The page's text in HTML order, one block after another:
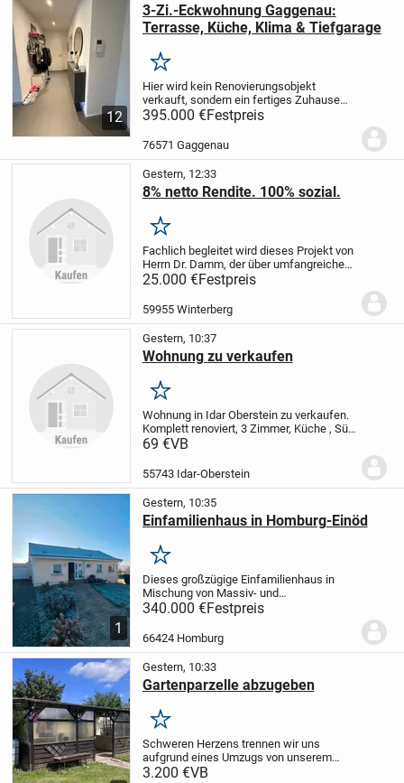
12
3-Zi.-Eckwohnung Gaggenau:
Terrasse, Küche, Klima & Tiefgarage
Merken
Hier wird kein Renovierungsobjekt
verkauft, sondern ein fertiges Zuhause
zum Einziehen.Die moderne 3-Zimmer-
Eckwohnung mit 89 m² Wohnfläche liegt
im Erdgeschoss eines gepflegten
Mehrfamilienhauses....
395.000 €Festpreis
76571 Gaggenau
Gestern, 12:33
8% netto Rendite. 100% sozial.
Merken
Fachlich begleitet wird dieses Projekt von
Herrn Dr. Damm, der über umfangreiche
internationale Erfahrung als
Projektmanager in der
Gesundheitsbranche sowie in der
Vermittlung von Fachkräften...
25.000 €Festpreis
59955 Winterberg
Gestern, 10:37
Wohnung zu verkaufen
Merken
Wohnung in Idar Oberstein zu verkaufen.
Komplett renoviert, 3 Zimmer, Küche , Süd
Balkon, Bad, sehr gute Bus Verbindung,
Eigentümer zu verkaufen.
69 €VB
55743 Idar-Oberstein
1
Gestern, 10:35
Einfamilienhaus in Homburg-Einöd
Merken
Dieses großzügige Einfamilienhaus in
Mischung von Massiv- und
Fertigbauweise (unterkellerter Bungalow)
bietet ca. 196 m² Wohnfläche und
befindet sich auf einem weitläufigen,
liebevoll angelegten...
340.000 €Festpreis
66424 Homburg
Gestern, 10:33
Gartenparzelle abzugeben
Merken
Schweren Herzens trennen wir uns
aufgrund eines Umzugs von unserem
geliebten Garten, der uns viele schöne
3.200 €VB